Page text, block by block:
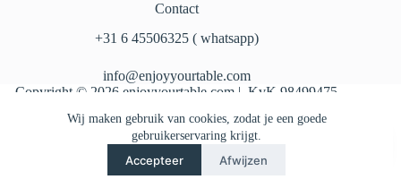
Wij maken gebruik van cookies, zodat je een goede
gebruikerservaring krijgt.
Accepteer Afwijzen
Contact
‪+31 6 45506325‬ ( whatsapp)
info@enjoyyourtable.com
Copyright © 2026 enjoyyourtable.com | KvK 98499475